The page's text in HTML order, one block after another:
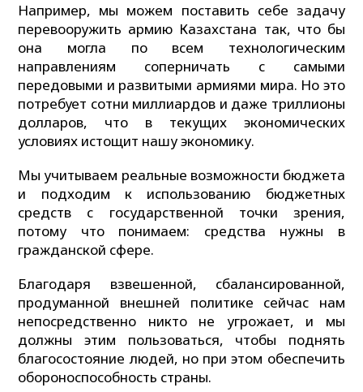
Например, мы можем поставить себе задачу
перевооружить армию Казахстана так, что бы
она могла по всем технологическим
направлениям соперничать с самыми
передовыми и развитыми армиями мира. Но это
потребует сотни миллиардов и даже триллионы
долларов, что в текущих экономических
условиях истощит нашу экономику.
Мы учитываем реальные возможности бюджета
и подходим к использованию бюджетных
средств с государственной точки зрения,
потому что понимаем: средства нужны в
гражданской сфере.
Благодаря взвешенной, сбалансированной,
продуманной внешней политике сейчас нам
непосредственно никто не угрожает, и мы
должны этим пользоваться, чтобы поднять
благосостояние людей, но при этом обеспечить
обороноспособность страны.